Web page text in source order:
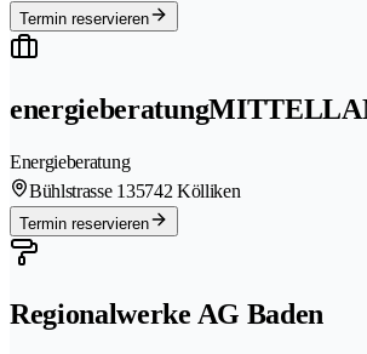
Termin reservieren
Energieberatung
Bühlstrasse 135742 Kölliken
Termin reservieren
Regionalwerke AG Baden